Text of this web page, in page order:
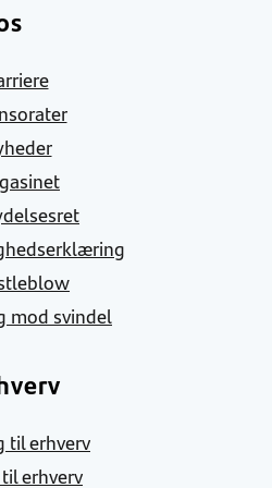
mod svindel
til erhverv
erhverv